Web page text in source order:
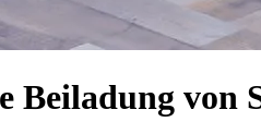
Beiladung von